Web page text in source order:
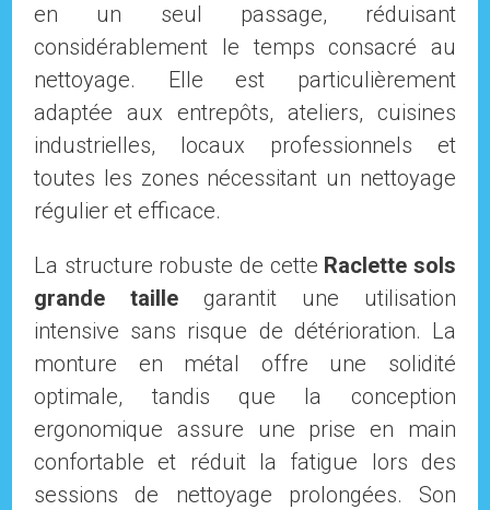
en un seul passage, réduisant
considérablement le temps consacré au
nettoyage. Elle est particulièrement
adaptée aux entrepôts, ateliers, cuisines
industrielles, locaux professionnels et
toutes les zones nécessitant un nettoyage
régulier et efficace.
La structure robuste de cette Raclette sols
grande taille garantit une utilisation
intensive sans risque de détérioration. La
monture en métal offre une solidité
optimale, tandis que la conception
ergonomique assure une prise en main
confortable et réduit la fatigue lors des
sessions de nettoyage prolongées. Son